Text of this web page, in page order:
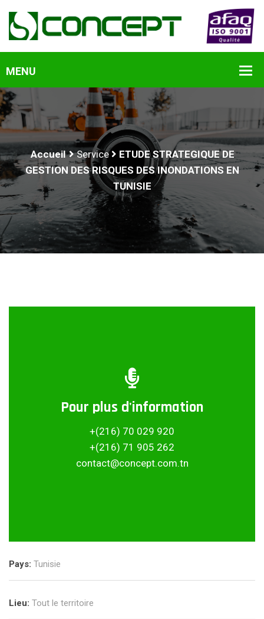
Accueil Service
ETUDE STRATEGIQUE DE
GESTION DES RISQUES DES INONDATIONS EN
TUNISIE
Pour plus d'information
+(216) 70 029 920
+(216) 71 905 262
contact@concept.com.tn
Partager ce projet
Pays: Tunisie
Lieu: Tout le territoire